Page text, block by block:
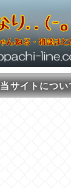
当サイトについ